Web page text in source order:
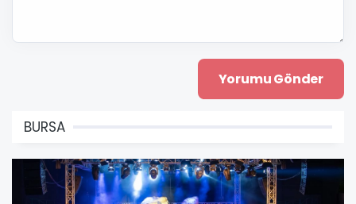
BURSA